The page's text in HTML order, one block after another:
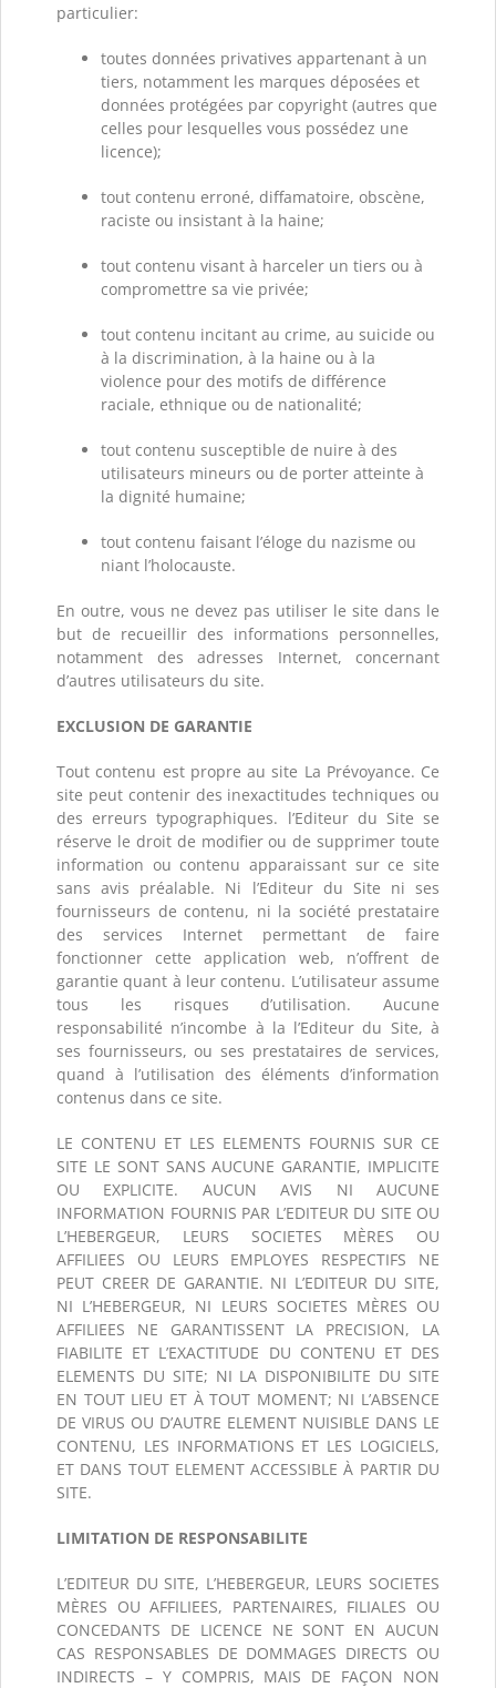
particulier:
toutes données privatives appartenant à un
tiers, notamment les marques déposées et
données protégées par copyright (autres que
celles pour lesquelles vous possédez une
licence);
tout contenu erroné, diffamatoire, obscène,
raciste ou insistant à la haine;
tout contenu visant à harceler un tiers ou à
compromettre sa vie privée;
tout contenu incitant au crime, au suicide ou
à la discrimination, à la haine ou à la
violence pour des motifs de différence
raciale, ethnique ou de nationalité;
tout contenu susceptible de nuire à des
utilisateurs mineurs ou de porter atteinte à
la dignité humaine;
tout contenu faisant l’éloge du nazisme ou
niant l’holocauste.
En outre, vous ne devez pas utiliser le site dans le
but de recueillir des informations personnelles,
notamment des adresses Internet, concernant
d’autres utilisateurs du site.
EXCLUSION DE GARANTIE
Tout contenu est propre au site La Prévoyance. Ce
site peut contenir des inexactitudes techniques ou
des erreurs typographiques. l’Editeur du Site se
réserve le droit de modifier ou de supprimer toute
information ou contenu apparaissant sur ce site
sans avis préalable. Ni l’Editeur du Site ni ses
fournisseurs de contenu, ni la société prestataire
des services Internet permettant de faire
fonctionner cette application web, n’offrent de
garantie quant à leur contenu. L’utilisateur assume
tous les risques d’utilisation. Aucune
responsabilité n’incombe à la l’Editeur du Site, à
ses fournisseurs, ou ses prestataires de services,
quand à l’utilisation des éléments d’information
contenus dans ce site.
LE CONTENU ET LES ELEMENTS FOURNIS SUR CE
SITE LE SONT SANS AUCUNE GARANTIE, IMPLICITE
OU EXPLICITE. AUCUN AVIS NI AUCUNE
INFORMATION FOURNIS PAR L’EDITEUR DU SITE OU
L’HEBERGEUR, LEURS SOCIETES MÈRES OU
AFFILIEES OU LEURS EMPLOYES RESPECTIFS NE
PEUT CREER DE GARANTIE. NI L’EDITEUR DU SITE,
NI L’HEBERGEUR, NI LEURS SOCIETES MÈRES OU
AFFILIEES NE GARANTISSENT LA PRECISION, LA
FIABILITE ET L’EXACTITUDE DU CONTENU ET DES
ELEMENTS DU SITE; NI LA DISPONIBILITE DU SITE
EN TOUT LIEU ET À TOUT MOMENT; NI L’ABSENCE
DE VIRUS OU D’AUTRE ELEMENT NUISIBLE DANS LE
CONTENU, LES INFORMATIONS ET LES LOGICIELS,
ET DANS TOUT ELEMENT ACCESSIBLE À PARTIR DU
SITE.
LIMITATION DE RESPONSABILITE
L’EDITEUR DU SITE, L’HEBERGEUR, LEURS SOCIETES
MÈRES OU AFFILIEES, PARTENAIRES, FILIALES OU
CONCEDANTS DE LICENCE NE SONT EN AUCUN
CAS RESPONSABLES DE DOMMAGES DIRECTS OU
INDIRECTS – Y COMPRIS, MAIS DE FAÇON NON